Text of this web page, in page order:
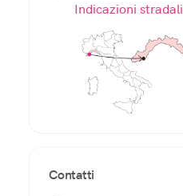
Indicazioni stradali
Contatti